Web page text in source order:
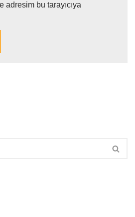
adresim bu tarayıcıya